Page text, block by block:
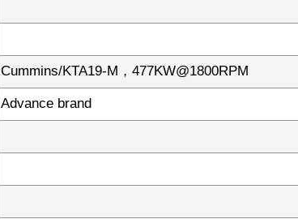
Cummins/KTA19-M，477KW@1800RPM
Advance brand